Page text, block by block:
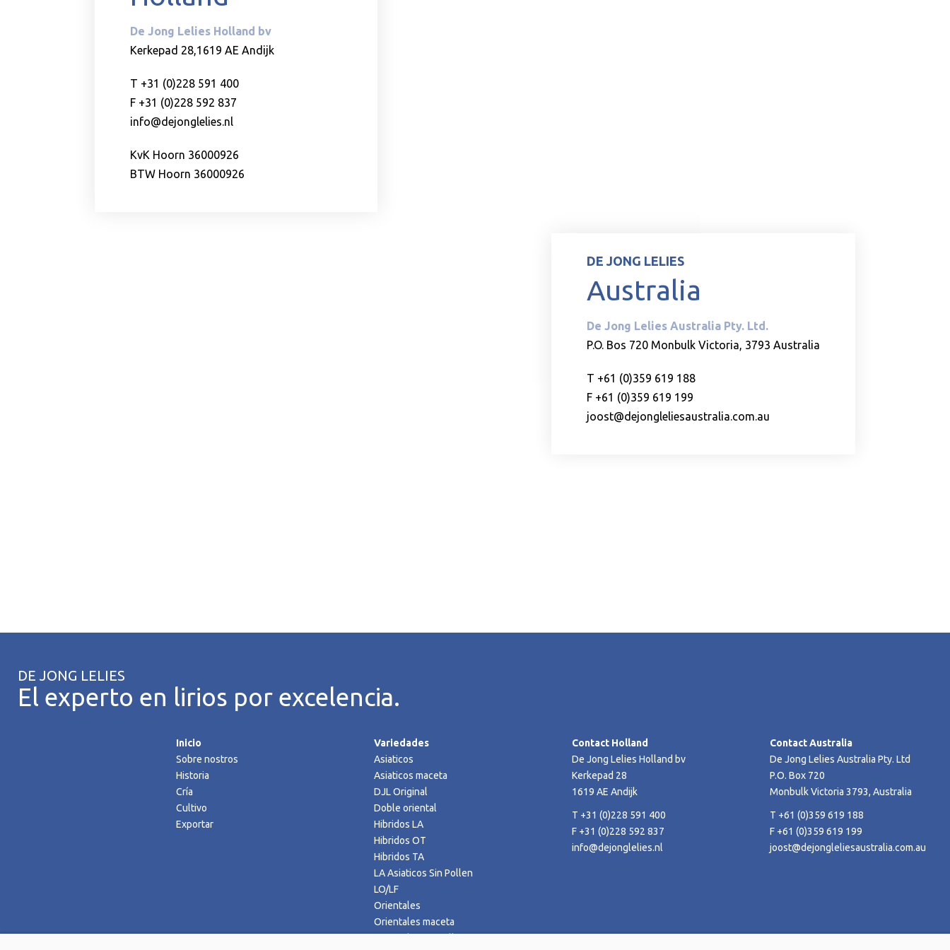
De Jong Lelies Holland bv
Kerkepad 28,1619 AE Andijk
T +31 (0)228 591 400
F +31 (0)228 592 837
info@dejonglelies.nl
KvK Hoorn 36000926
BTW Hoorn 36000926
DE JONG LELIES
Australia
De Jong Lelies Australia Pty. Ltd.
P.O. Bos 720 Monbulk Victoria, 3793 Australia
T +61 (0)359 619 188
F +61 (0)359 619 199
joost@dejongleliesaustralia.com.au
DE JONG LELIES
El experto en lirios por excelencia.
Inicio
Sobre nostros
Historia
Cría
Cultivo
Exportar
Variedades
Asiaticos
Asiaticos maceta
DJL Original
Doble oriental
Hibridos LA
Hibridos OT
Hibridos TA
LA Asiaticos Sin Pollen
LO/LF
Orientales
Orientales maceta
Contact Holland
De Jong Lelies Holland bv
Kerkepad 28
1619 AE Andijk
T +31 (0)228 591 400
F +31 (0)228 592 837
info@dejonglelies.nl
Contact Australia
De Jong Lelies Australia Pty. Ltd
P.O. Box 720
Monbulk Victoria 3793, Australia
T +61 (0)359 619 188
F +61 (0)359 619 199
joost@dejongleliesaustralia.com.au